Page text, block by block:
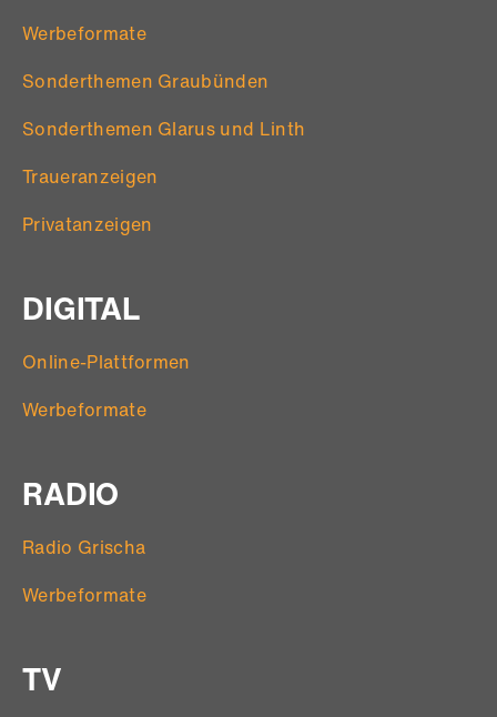
Werbeformate
Sonderthemen Graubünden
Sonderthemen Glarus und Linth
Traueranzeigen
Privatanzeigen
DIGITAL
Online-Plattformen
Werbeformate
RADIO
Radio Grischa
Werbeformate
TV